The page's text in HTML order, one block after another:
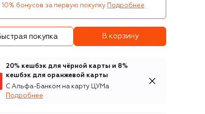
10% бонусов за первую покупку Подробнее
покупка В корзину
20% кешбэк для чёрной карты и 8%
кешбэк для оранжевой карты
С Альфа-Банком на карту ЦУМа
Подробнее